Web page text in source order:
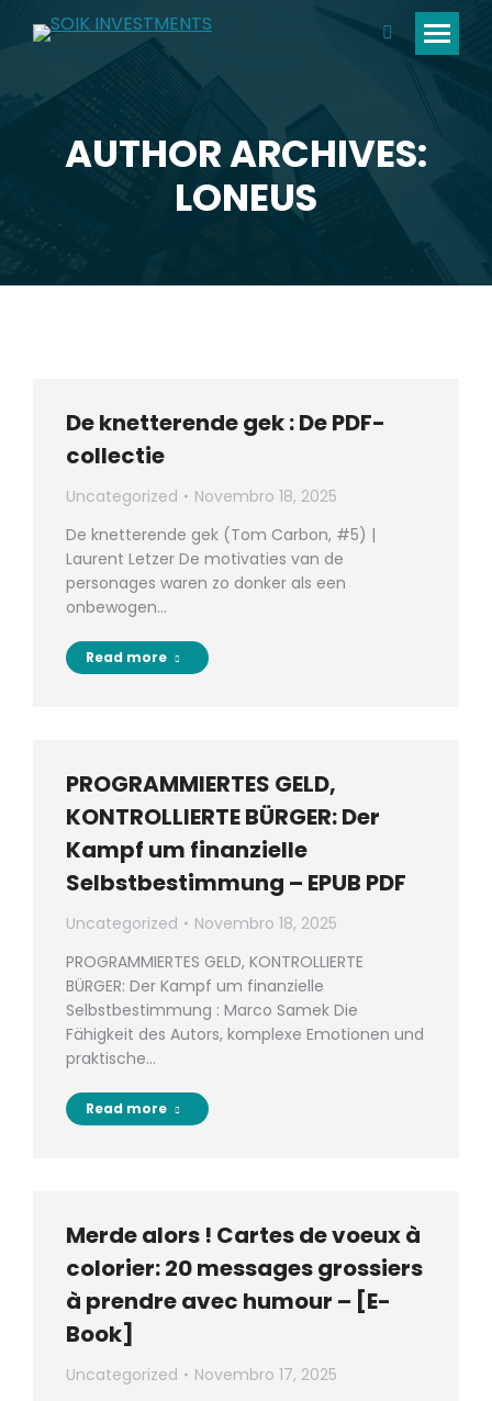
Search:
AUTHOR ARCHIVES:
LONEUS
You are here:
De knetterende gek : De PDF-
collectie
Uncategorized
Novembro 18, 2025
De knetterende gek (Tom Carbon, #5) |
Laurent Letzer De motivaties van de
personages waren zo donker als een
onbewogen…
Read more
PROGRAMMIERTES GELD,
KONTROLLIERTE BÜRGER: Der
Kampf um finanzielle
Selbstbestimmung – EPUB PDF
Uncategorized
Novembro 18, 2025
PROGRAMMIERTES GELD, KONTROLLIERTE
BÜRGER: Der Kampf um finanzielle
Selbstbestimmung : Marco Samek Die
Fähigkeit des Autors, komplexe Emotionen und
praktische…
Read more
Merde alors ! Cartes de voeux à
colorier: 20 messages grossiers
à prendre avec humour – [E-
Book]
Uncategorized
Novembro 17, 2025